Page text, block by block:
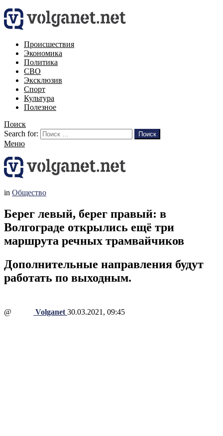
Происшествия
Экономика
Политика
СВО
Эксклюзив
Спорт
Культура
Полезное
Поиск
Search for:
Поиск
Меню
in Общество
Берег левый, берег правый: в
Волгограде открылись ещё три
маршрута речных трамвайчиков
Дополнительные направления будут
работать по выходным.
@ Volganet 30.03.2021, 09:45